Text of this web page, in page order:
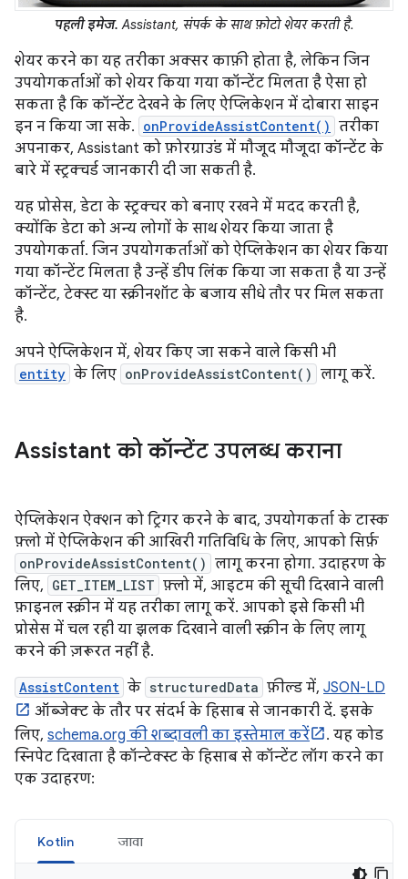
पहली इमेज. Assistant, संपर्क के साथ फ़ोटो शेयर करती है.
शेयर करने का यह तरीका अक्सर काफ़ी होता है, लेकिन जिन
उपयोगकर्ताओं को शेयर किया गया कॉन्टेंट मिलता है ऐसा हो
सकता है कि कॉन्टेंट देखने के लिए ऐप्लिकेशन में दोबारा साइन
इन न किया जा सके. onProvideAssistContent() तरीका
अपनाकर, Assistant को फ़ोरग्राउंड में मौजूद मौजूदा कॉन्टेंट के
बारे में स्ट्रक्चर्ड जानकारी दी जा सकती है.
यह प्रोसेस, डेटा के स्ट्रक्चर को बनाए रखने में मदद करती है,
क्योंकि डेटा को अन्य लोगों के साथ शेयर किया जाता है
उपयोगकर्ता. जिन उपयोगकर्ताओं को ऐप्लिकेशन का शेयर किया
गया कॉन्टेंट मिलता है उन्हें डीप लिंक किया जा सकता है या उन्हें
कॉन्टेंट, टेक्स्ट या स्क्रीनशॉट के बजाय सीधे तौर पर मिल सकता
है.
अपने ऐप्लिकेशन में, शेयर किए जा सकने वाले किसी भी
entity के लिए onProvideAssistContent() लागू करें.
Assistant को कॉन्टेंट उपलब्ध कराना
ऐप्लिकेशन ऐक्शन को ट्रिगर करने के बाद, उपयोगकर्ता के टास्क
फ़्लो में ऐप्लिकेशन की आखिरी गतिविधि के लिए, आपको सिर्फ़
onProvideAssistContent() लागू करना होगा. उदाहरण के
लिए, GET_ITEM_LIST फ़्लो में, आइटम की सूची दिखाने वाली
फ़ाइनल स्क्रीन में यह तरीका लागू करें. आपको इसे किसी भी
प्रोसेस में चल रही या झलक दिखाने वाली स्क्रीन के लिए लागू
करने की ज़रूरत नहीं है.
AssistContent के structuredData फ़ील्ड में, JSON-LD
ऑब्जेक्ट के तौर पर संदर्भ के हिसाब से जानकारी दें. इसके
लिए, schema.org की शब्दावली का इस्तेमाल करें
. यह कोड
स्निपेट दिखाता है कॉन्टेक्स्ट के हिसाब से कॉन्टेंट लॉग करने का
एक उदाहरण:
Kotlin जावा